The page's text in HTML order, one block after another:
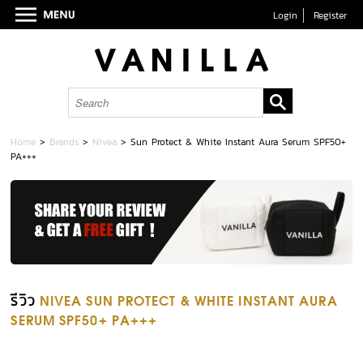
Login Register
Home > Brands > Nivea >Sun Protect & White Instant Aura Serum SPF50+
PA+++
รีวิว NIVEA SUN PROTECT & WHITE INSTANT AURA
SERUM SPF50+ PA+++